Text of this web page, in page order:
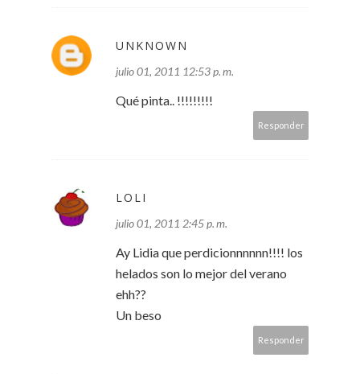
UNKNOWN
julio 01, 2011 12:53 p. m.
Qué pinta.. !!!!!!!!!
Responder
LOLI
julio 01, 2011 2:45 p. m.
Ay Lidia que perdicionnnnnn!!!! los
helados son lo mejor del verano
ehh??
Un beso
Responder